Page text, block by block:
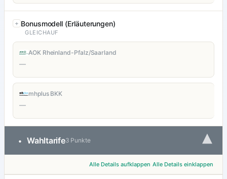
Bonusmodell (Erläuterungen)
GLEICHAUF
AOK Rheinland-Pfalz/Saarland
—
mhplus BKK
—
• Wahltarife3 Punkte ▾
Alle Details aufklappen Alle Details einklappen